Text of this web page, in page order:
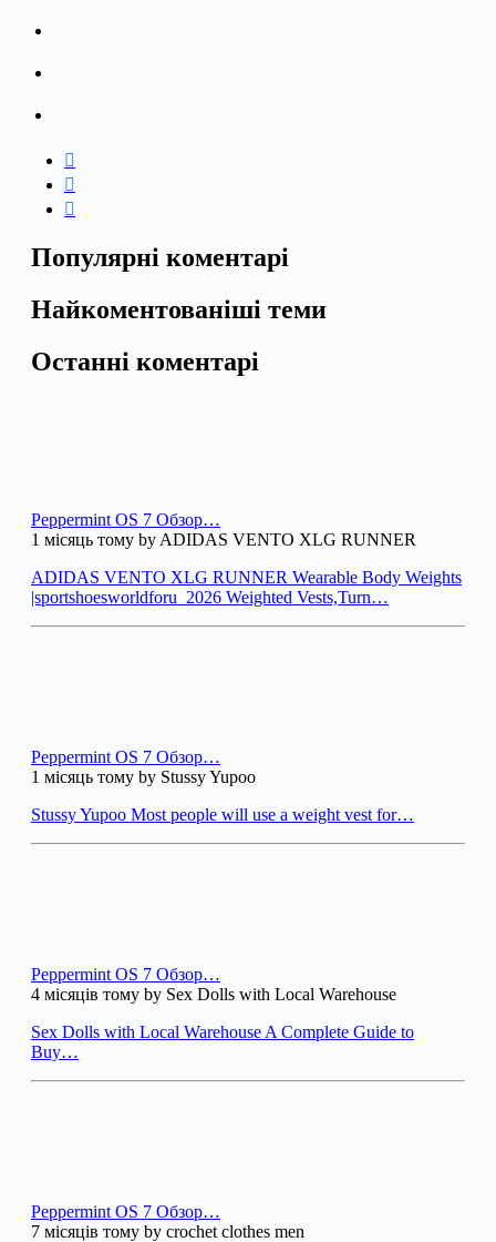
Популярні коментарі
Найкоментованіші теми
Останні коментарі
Peppermint OS 7 Обзор…
1 місяць тому by ADIDAS VENTO XLG RUNNER
ADIDAS VENTO XLG RUNNER Wearable Body Weights
|sportshoesworldforu_2026 Weighted Vests,Turn…
Peppermint OS 7 Обзор…
1 місяць тому by Stussy Yupoo
Stussy Yupoo Most people will use a weight vest for…
Peppermint OS 7 Обзор…
4 місяців тому by Sex Dolls with Local Warehouse
Sex Dolls with Local Warehouse A Complete Guide to
Buy…
Peppermint OS 7 Обзор…
7 місяців тому by crochet clothes men